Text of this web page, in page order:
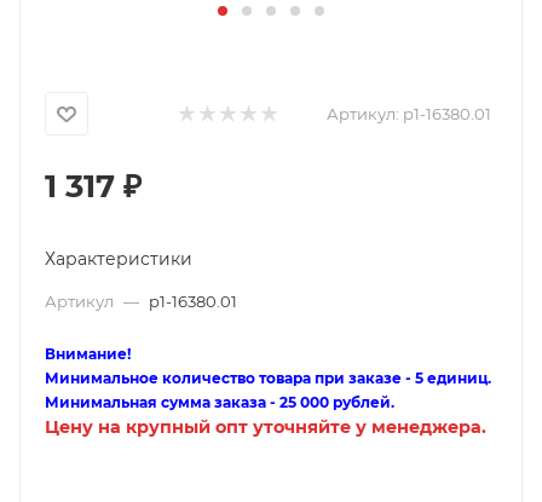
Артикул: p1-16380.01
1 317 ₽
Характеристики
Артикул — p1-16380.01
Внимание!
Минимальное количество товара при заказе - 5 единиц.
Минимальная сумма заказа - 25 000 рублей.
Цену на крупный опт уточняйте у менеджера.